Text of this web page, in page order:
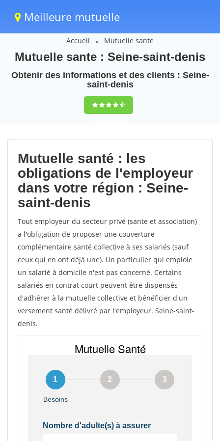
Meilleure mutuelle
Accueil Mutuelle sante
Mutuelle sante : Seine-saint-denis
Obtenir des informations et des clients : Seine-
saint-denis
9,5(100%)43
votes
Mutuelle santé : les
obligations de l'employeur
dans votre région : Seine-
saint-denis
Tout employeur du secteur privé (sante et association)
a l'obligation de proposer une couverture
complémentaire santé collective à ses salariés (sauf
ceux qui en ont déjà une). Un particulier qui emploie
un salarié à domicile n'est pas concerné. Certains
salariés en contrat court peuvent être dispensés
d'adhérer à la mutuelle collective et bénéficier d'un
versement santé délivré par l'employeur. Seine-saint-
denis.